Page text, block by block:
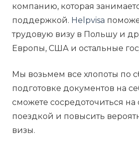
компанию, которая
поддержкой. Helpvisa
трудовую визу в Польшу и
Европы, США и остальные
Мы возьмем все хлопоты по
подготовке документов на
сможете сосредоточиться на
поездкой и повысить
визы.